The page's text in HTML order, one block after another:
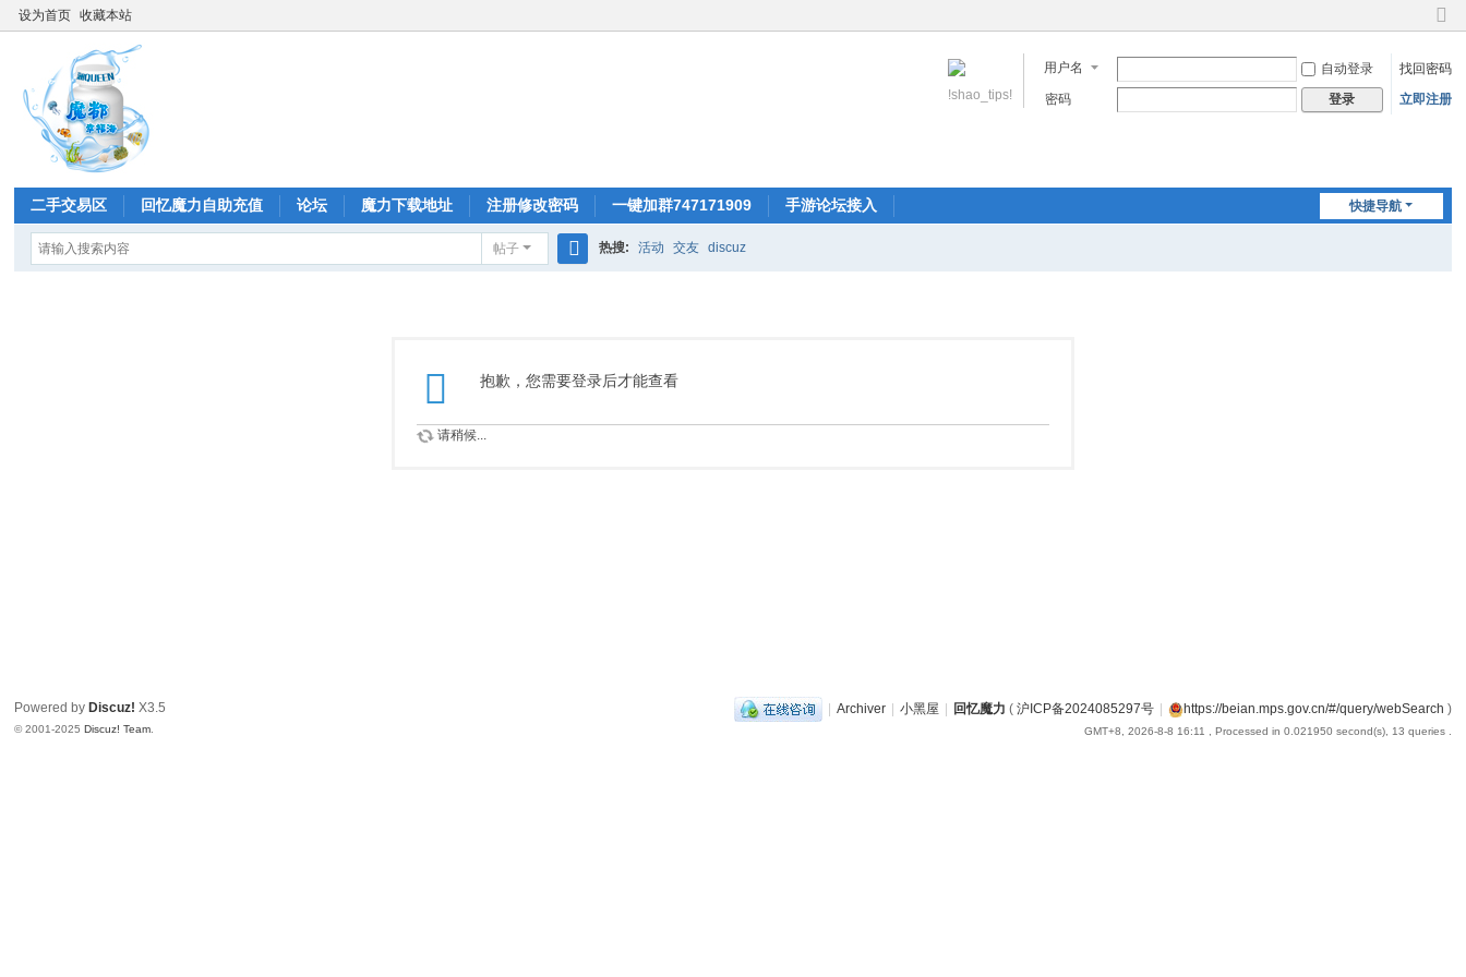
设为首页 收藏本站
切
到
窄
用户名 自动登录
找回密码
密码
登录 立即注册
!shao_tips!
快捷导航
二手交易区 回忆魔力自助充值 论坛 魔力下载地址 注册修改密码 一键加群747171909 手游论坛接入
帖子 热搜: 活动 交友 discuz
抱歉，您需要登录后才能查看
请稍候...
| Archiver | 小黑屋 | 回忆魔力 ( 沪ICP备2024085297号 | https://beian.mps.gov.cn/#/query/webSearch )
GMT+8, 2026-8-8 16:11 , Processed in 0.021950 second(s), 13 queries .
Powered by Discuz! X3.5
© 2001-2025Discuz! Team